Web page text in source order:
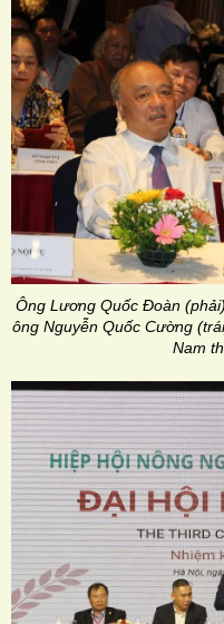
Ông Lương Quốc Đoàn
ông Nguyễn Quốc Cường
Nam